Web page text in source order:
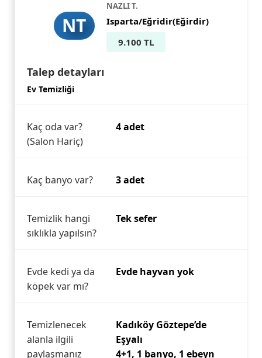
NT
NAZLI T.
Isparta/Eğridir(Eğirdir)
9.100 TL
Talep detayları
Ev Temizliği
Kaç oda var?
(Salon Hariç)
4 adet
Kaç banyo var? 3 adet
Temizlik hangi
sıklıkla yapılsın?
Tek sefer
Evde kedi ya da
köpek var mı?
Evde hayvan yok
Temizlenecek
alanla ilgili
paylaşmanız
Kadıköy Göztepe’de
Eşyalı
4+1, 1 banyo, 1 ebeyn